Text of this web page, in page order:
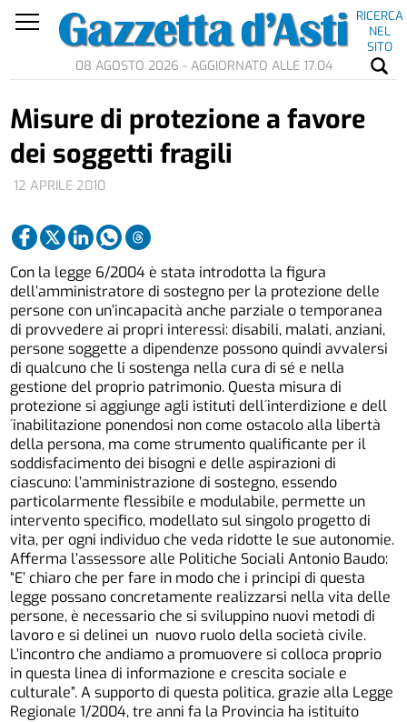
RICERCA
NEL
SITO
08 AGOSTO 2026 - AGGIORNATO ALLE 17.04
12 APRILE 2010
Misure di protezione a favore
dei soggetti fragili
Con la legge 6/2004 è stata introdotta la figura
dell’amministratore di sostegno per la protezione delle
persone con un’incapacità anche parziale o temporanea
di provvedere ai propri interessi: disabili, malati, anziani,
persone soggette a dipendenze possono quindi avvalersi
di qualcuno che li sostenga nella cura di sé e nella
gestione del proprio patrimonio. Questa misura di
protezione si aggiunge agli istituti dell´interdizione e dell
´inabilitazione ponendosi non come ostacolo alla libertà
della persona, ma come strumento qualificante per il
soddisfacimento dei bisogni e delle aspirazioni di
ciascuno: l’amministrazione di sostegno, essendo
particolarmente flessibile e modulabile, permette un
intervento specifico, modellato sul singolo progetto di
vita, per ogni individuo che veda ridotte le sue autonomie.
Afferma l’assessore alle Politiche Sociali Antonio Baudo:
“E’ chiaro che per fare in modo che i principi di questa
legge possano concretamente realizzarsi nella vita delle
persone, è necessario che si sviluppino nuovi metodi di
lavoro e si delinei un nuovo ruolo della società civile.
L’incontro che andiamo a promuovere si colloca proprio
in questa linea di informazione e crescita sociale e
culturale”. A supporto di questa politica, grazie alla Legge
Regionale 1/2004, tre anni fa la Provincia ha istituito